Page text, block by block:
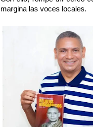
margina las voces locales.